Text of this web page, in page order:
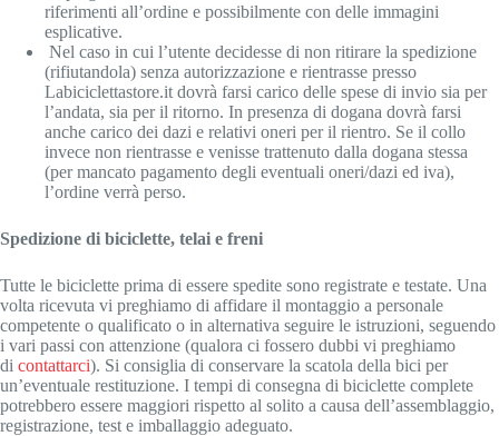
riferimenti all’ordine e possibilmente con delle immagini
esplicative.
Nel caso in cui l’utente decidesse di non ritirare la spedizione
(rifiutandola) senza autorizzazione e rientrasse presso
Labiciclettastore.it dovrà farsi carico delle spese di invio sia per
l’andata, sia per il ritorno. In presenza di dogana dovrà farsi
anche carico dei dazi e relativi oneri per il rientro. Se il collo
invece non rientrasse e venisse trattenuto dalla dogana stessa
(per mancato pagamento degli eventuali oneri/dazi ed iva),
l’ordine verrà perso.
Spedizione di biciclette, telai e freni
Tutte le biciclette prima di essere spedite sono registrate e testate. Una
volta ricevuta vi preghiamo di affidare il montaggio a personale
competente o qualificato o in alternativa seguire le istruzioni, seguendo
i vari passi con attenzione (qualora ci fossero dubbi vi preghiamo
di contattarci). Si consiglia di conservare la scatola della bici per
un’eventuale restituzione. I tempi di consegna di biciclette complete
potrebbero essere maggiori rispetto al solito a causa dell’assemblaggio,
registrazione, test e imballaggio adeguato.